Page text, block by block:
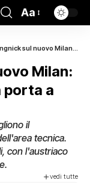
Aa
il casting per la panchina porta a Oliver Glasner
Milan:
porta a
il
tecnica.
con l'austriaco
vedi tutte